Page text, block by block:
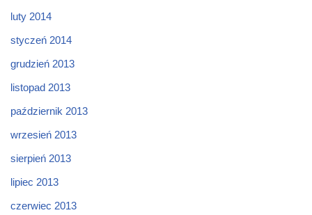
luty 2014
styczeń 2014
grudzień 2013
listopad 2013
październik 2013
wrzesień 2013
sierpień 2013
lipiec 2013
czerwiec 2013